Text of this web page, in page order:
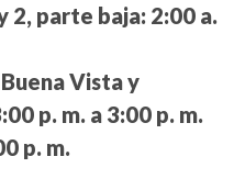
2, parte baja: 2:00 a.
Vista y
p. m. a 3:00 p. m.
p. m.